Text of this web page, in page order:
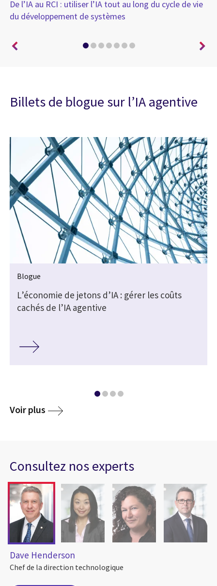
De l’IA au RCI : utiliser l’IA tout au long du cycle de vie
du développement de systèmes
Billets de blogue sur l’IA agentive
Blogue
L’économie de jetons d’IA : gérer les coûts
cachés de l’IA agentive
Voir plus media
Consultez nos experts
Dave Henderson
Chef de la direction technologique